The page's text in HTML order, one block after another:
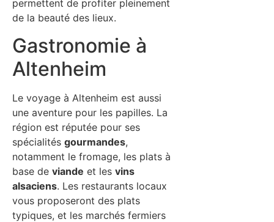
permettent de profiter pleinement
de la beauté des lieux.
Gastronomie à
Altenheim
Le voyage à Altenheim est aussi
une aventure pour les papilles. La
région est réputée pour ses
spécialités gourmandes,
notamment le fromage, les plats à
base de viande et les vins
alsaciens. Les restaurants locaux
vous proposeront des plats
typiques, et les marchés fermiers